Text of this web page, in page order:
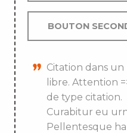
BOUTON
Citation dans
libre. Attention
de type citation.
Curabitur eu
Pellentesque